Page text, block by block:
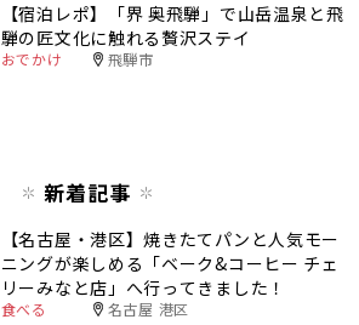
【宿泊レポ】「界 奥飛騨」で山岳温泉と飛
騨の匠文化に触れる贅沢ステイ
おでかけ 飛騨市
新着記事
【名古屋・港区】焼きたてパンと人気モー
ニングが楽しめる「ベーク&コーヒー チェ
リーみなと店」へ行ってきました！
食べる 名古屋 港区